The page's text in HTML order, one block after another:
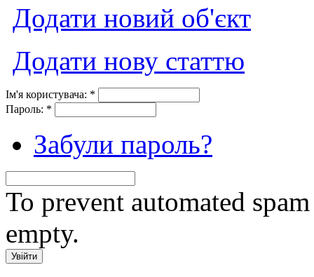
Додати новий об'єкт
Додати нову статтю
Ім'я користувача: *
Пароль: *
Забули пароль?
To prevent automated
empty.